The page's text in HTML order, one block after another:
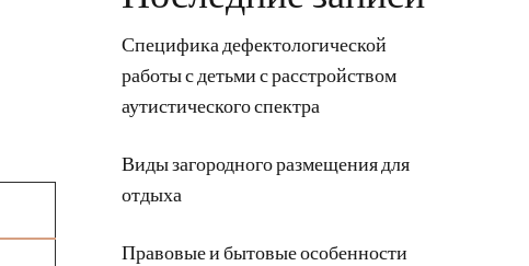
Специфика дефектологической
работы с детьми с расстройством
аутистического спектра
Виды загородного размещения для
отдыха
Правовые и бытовые особенности